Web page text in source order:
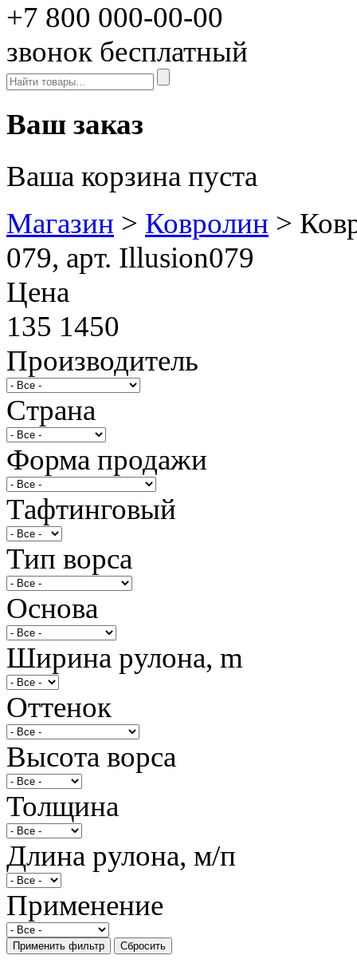
+7 800 000-00-00
звонок бесплатный
Ваш заказ
Ваша корзина пуста
Магазин > Ковролин >
079, арт. Illusion079
Цена
135 1450
Производитель
Страна
Форма продажи
Тафтинговый
Тип ворса
Основа
Ширина рулона, m
Оттенок
Высота ворса
Толщина
Длина рулона, м/п
Применение